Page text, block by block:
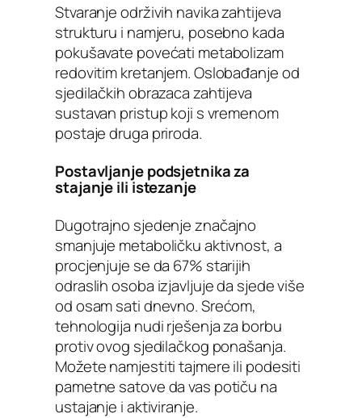
Stvaranje održivih navika zahtijeva
strukturu i namjeru, posebno kada
pokušavate povećati metabolizam
redovitim kretanjem. Oslobađanje od
sjedilačkih obrazaca zahtijeva
sustavan pristup koji s vremenom
postaje druga priroda.
Postavljanje podsjetnika za
stajanje ili istezanje
Dugotrajno sjedenje značajno
smanjuje metaboličku aktivnost, a
procjenjuje se da 67% starijih
odraslih osoba izjavljuje da sjede više
od osam sati dnevno. Srećom,
tehnologija nudi rješenja za borbu
protiv ovog sjedilačkog ponašanja.
Možete namjestiti tajmere ili podesiti
pametne satove da vas potiču na
ustajanje i aktiviranje.